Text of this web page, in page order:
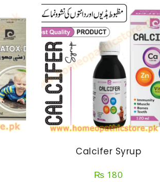
Calcifer Syrup
₨ 180